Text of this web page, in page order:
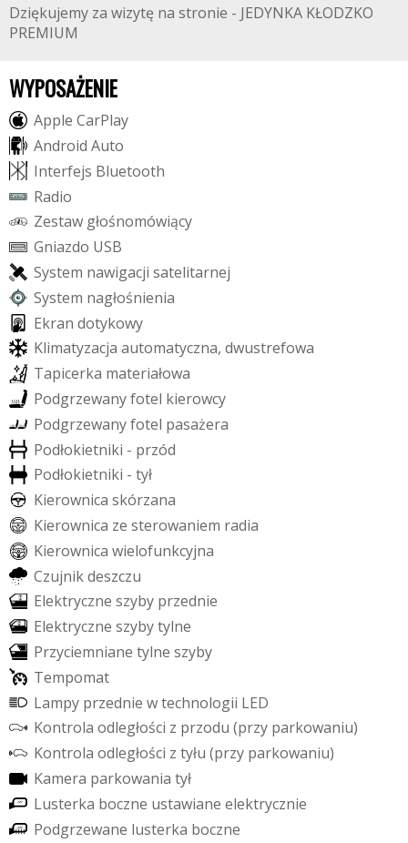
Dziękujemy za wizytę na stronie - JEDYNKA KŁODZKO
PREMIUM
WYPOSAŻENIE
Apple CarPlay
Android Auto
Interfejs Bluetooth
Radio
Zestaw głośnomówiący
Gniazdo USB
System nawigacji satelitarnej
System nagłośnienia
Ekran dotykowy
Klimatyzacja automatyczna, dwustrefowa
Tapicerka materiałowa
Podgrzewanyfotel kierowcy
Podgrzewanyfotel pasażera
Podłokietniki - przód
Podłokietniki - tył
Kierownica skórzana
Kierownica ze sterowaniem radia
Kierownica wielofunkcyjna
Czujnikdeszczu
Elektryczne szyby przednie
Elektryczne szybytylne
Przyciemniane tylne szyby
Tempomat
Lampy przednie wtechnologii LED
Kontrola odległości z przodu (przy parkowaniu)
Kontrola odległości z tyłu (przy parkowaniu)
Kamera parkowania tył
Lusterka boczne ustawiane elektrycznie
Podgrzewane lusterka boczne